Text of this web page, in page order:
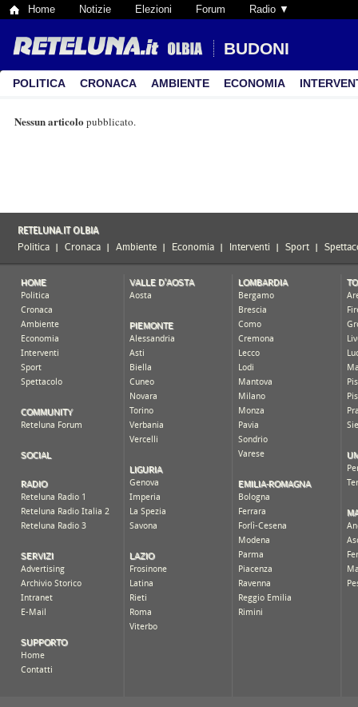
Home Notizie Elezioni Forum Radio ▼
BUDONI
POLITICA CRONACA AMBIENTE ECONOMIA
Nessun articolo pubblicato.